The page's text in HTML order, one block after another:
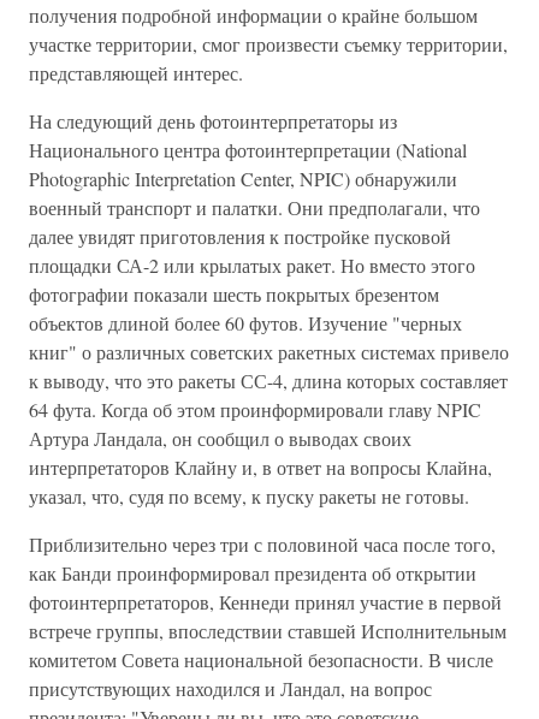
получения подробной информации о крайне большом
участке территории, смог произвести съемку территории,
представляющей интерес.
На следующий день фотоинтерпретаторы из
Национального центра фотоинтерпретации (National
Photographic Interpretation Center, NPIC) обнаружили
военный транспорт и палатки. Они предполагали, что
далее увидят приготовления к постройке пусковой
площадки СА-2 или крылатых ракет. Но вместо этого
фотографии показали шесть покрытых брезентом
объектов длиной более 60 футов. Изучение "черных
книг" о различных советских ракетных системах привело
к выводу, что это ракеты СС-4, длина которых составляет
64 фута. Когда об этом проинформировали главу NPIC
Артура Ландала, он сообщил о выводах своих
интерпретаторов Клайну и, в ответ на вопросы Клайна,
указал, что, судя по всему, к пуску ракеты не готовы.
Приблизительно через три с половиной часа после того,
как Банди проинформировал президента об открытии
фотоинтерпретаторов, Кеннеди принял участие в первой
встрече группы, впоследствии ставшей Исполнительным
комитетом Совета национальной безопасности. В числе
присутствующих находился и Ландал, на вопрос